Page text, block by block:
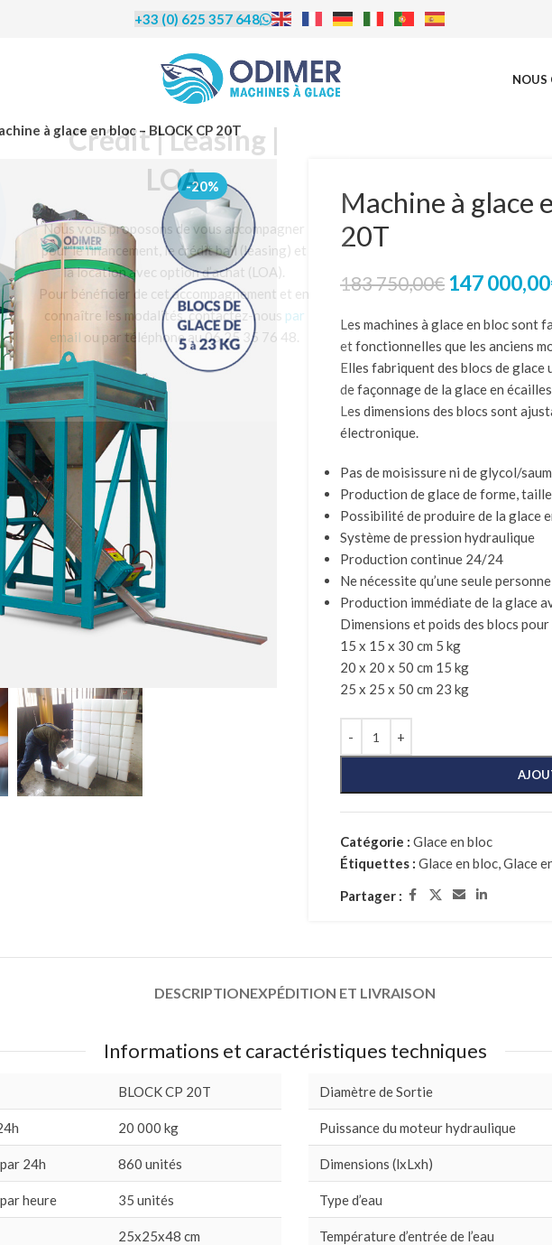
Crédit | Leasing |
LOA
Nous vous proposons de vous accompagner
pour le financement, le crédit bail (leasing) et
la location avec option d’achat (LOA).
Pour bénéficier de cet accompagnement et en
connaître les modalités, contactez-nous
emailou par téléphone au 06 25 35 76 48.
+33 (0) 625 357 648
NOUS
à glace en bloc – BLOCK CP 20T
-20%
Machine à glace
20T
183 750,00€ 147 000,00
Les machines à glace en bloc sont
et fonctionnelles que les anciens
Elles fabriquent des blocs de glace
de façonnage de la glace en
Les dimensions des blocs sont
électronique.
Pas de moisissure ni de glycol/
Production de glace de forme,
Possibilité de produire de la glace
Système de pression hydraulique
Production continue 24/24
Ne nécessite qu’une seule personne
Production immédiate de la glace
Dimensions et poids des blocs
15 x 15 x 30 cm 5 kg
20 x 20 x 50 cm 15 kg
25 x 25 x 50 cm 23 kg
Catégorie : Glace en bloc
Étiquettes : Glace en bloc,Glace
Partager :
DESCRIPTIONEXPÉDITION ET LIVRAISON
Informations et caractéristiques techniques
BLOCK CP 20T
20 000 kg
24h 860 unités
heure 35 unités
25x25x48 cm
Diamètre de Sortie
Puissance du moteur hydraulique
Dimensions (lxLxh)
Type d’eau
Température d’entrée de l’eau